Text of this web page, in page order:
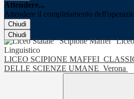
Attendere...
Attendere il completamento
Chiudi
Chiudi
LICEO SCIPIONE MAFFEI
DELLE SCIENZE UMANE Verona